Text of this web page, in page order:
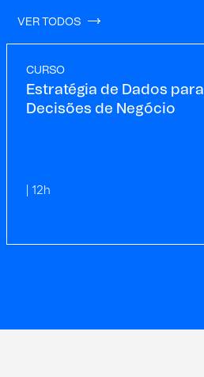
VER TODOS
CURSO
Estratégia de Dados para
Decisões de Negócio
| 12h